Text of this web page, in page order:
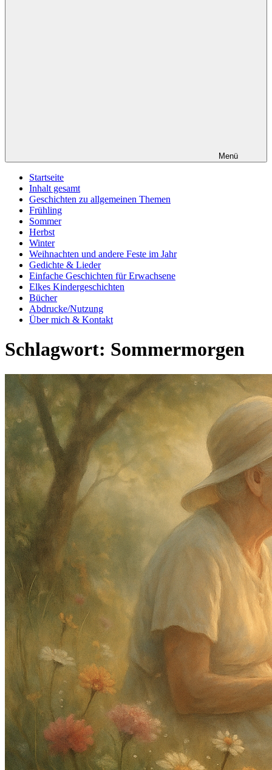
Menü
Startseite
Inhalt gesamt
Geschichten zu allgemeinen Themen
Frühling
Sommer
Herbst
Winter
Weihnachten und andere Feste im Jahr
Gedichte & Lieder
Einfache Geschichten für Erwachsene
Elkes Kindergeschichten
Bücher
Abdrucke/Nutzung
Über mich & Kontakt
Schlagwort: Sommermorgen